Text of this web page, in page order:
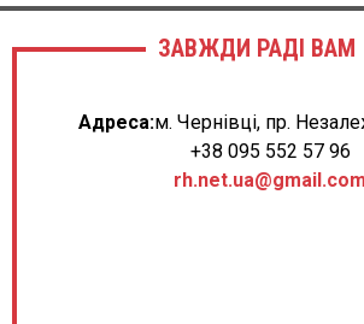
ЗАВЖДИ РАДІ ВАМ
Адреса:м. Чернівці, пр.
+38 095 552 57 96
rh.net.ua@gmail.com